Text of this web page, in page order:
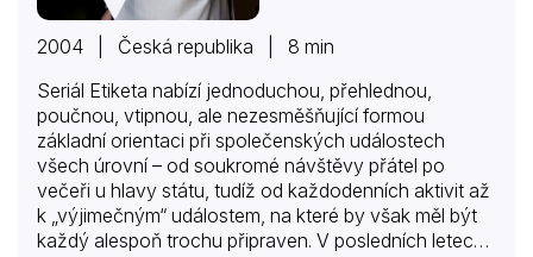
2004 | Česká republika | 8 min
Seriál Etiketa nabízí jednoduchou, přehlednou,
poučnou, vtipnou, ale nezesměšňující formou
základní orientaci při společenských událostech
všech úrovní – od soukromé návštěvy přátel po
večeři u hlavy státu, tudíž od každodenních aktivit až
k „výjimečným“ událostem, na které by však měl být
každý alespoň trochu připraven. V posledních letech